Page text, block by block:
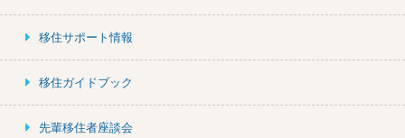
移住サポート情報
移住ガイドブック
先輩移住者座談会